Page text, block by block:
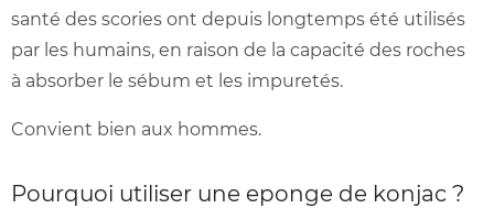
santé des scories ont depuis longtemps été utilisés
par les humains, en raison de la capacité des roches
à absorber le sébum et les impuretés.
Convient bien aux hommes.
Pourquoi utiliser une eponge de konjac ?